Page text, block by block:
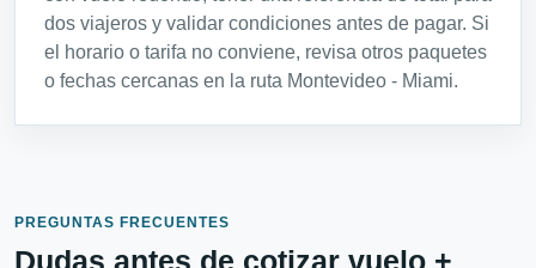
dos viajeros y validar condiciones antes de pagar. Si
el horario o tarifa no conviene, revisa otros paquetes
o fechas cercanas en la ruta Montevideo - Miami.
PREGUNTAS FRECUENTES